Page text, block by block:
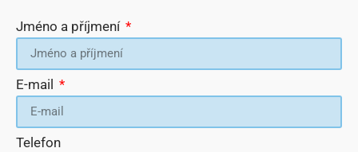
Jméno a příjmení
E-mail
Telefon